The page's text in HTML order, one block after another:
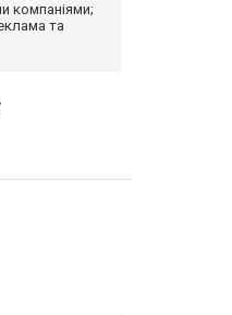
компаніями;
та